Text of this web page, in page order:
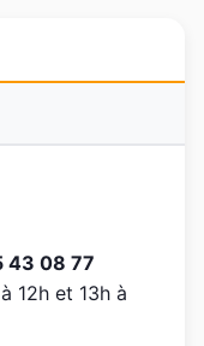
43 08 77
12h et 13h à